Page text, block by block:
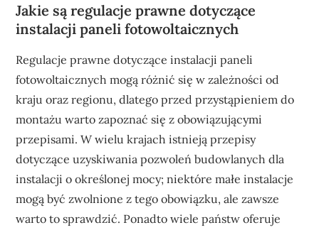
Jakie są regulacje prawne dotyczące
instalacji paneli fotowoltaicznych
Regulacje prawne dotyczące instalacji paneli
fotowoltaicznych mogą różnić się w zależności od
kraju oraz regionu, dlatego przed przystąpieniem do
montażu warto zapoznać się z obowiązującymi
przepisami. W wielu krajach istnieją przepisy
dotyczące uzyskiwania pozwoleń budowlanych dla
instalacji o określonej mocy; niektóre małe instalacje
mogą być zwolnione z tego obowiązku, ale zawsze
warto to sprawdzić. Ponadto wiele państw oferuje